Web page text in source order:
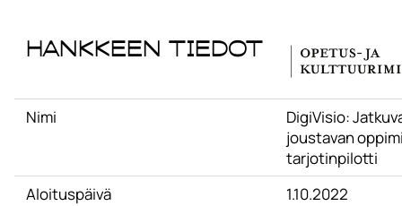
Hankkeen tiedot
Nimi
DigiVisio:
joustavan
tarjotinpilotti
Aloituspäivä
1.10.2022